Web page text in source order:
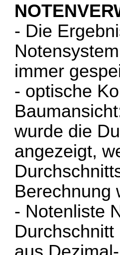
- Die
immer
- optische
wurde die
angezeigt,
Berechnung
- Notenliste